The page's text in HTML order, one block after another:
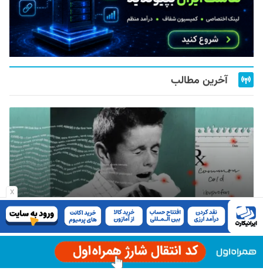
x
آخرین مطالب
«اول از AI پرسیدم»؛ جمله‌ای که پزشکان دوست ندارند
بشنوند